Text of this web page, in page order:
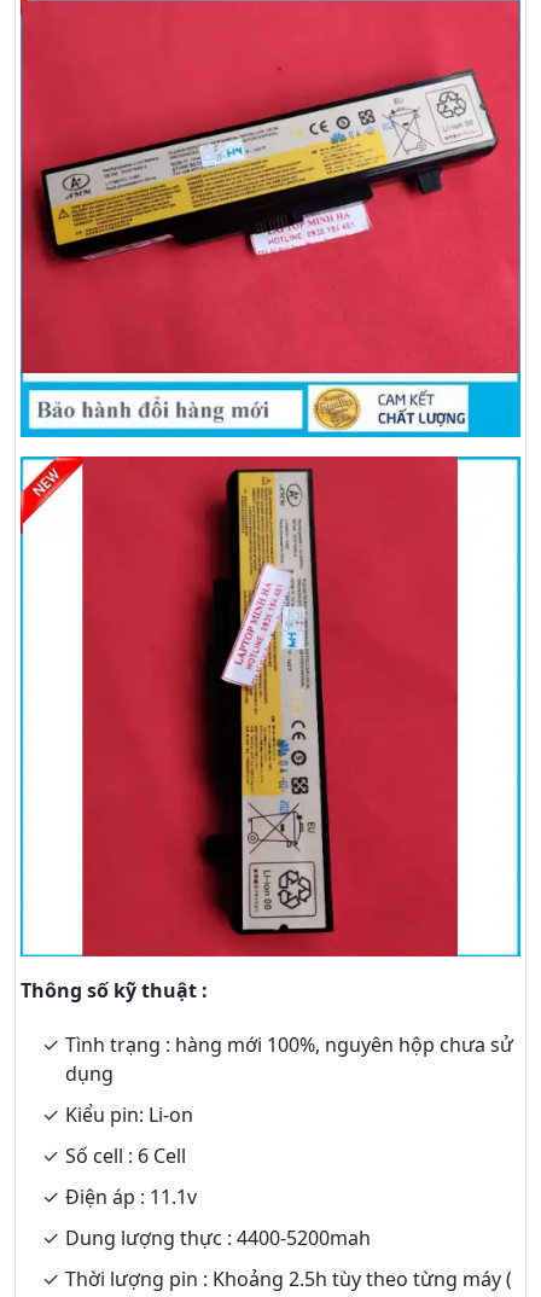
Thông số kỹ thuật :
Tình trạng : hàng mới 100%, nguyên hộp chưa sử
dụng
Kiểu pin: Li-on
Số cell : 6 Cell
Điện áp : 11.1v
Dung lượng thực : 4400-5200mah
Thời lượng pin : Khoảng 2.5h tùy theo từng máy (